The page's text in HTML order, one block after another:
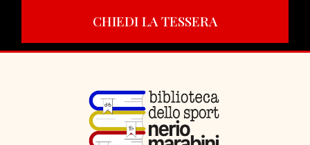
CHIEDI LA TESSERA